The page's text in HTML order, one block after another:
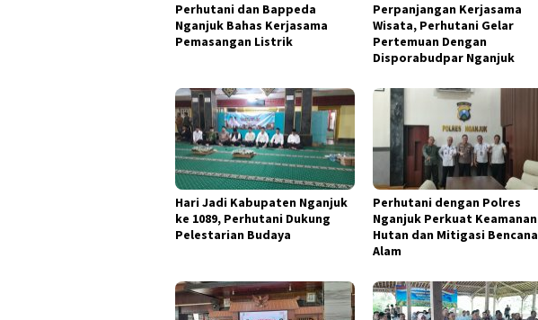
Perhutani dan Bappeda
Nganjuk Bahas Kerjasama
Pemasangan Listrik
Perpanjangan Kerjasama
Wisata, Perhutani Gelar
Pertemuan Dengan
Disporabudpar Nganjuk
Hari Jadi Kabupaten Nganjuk
ke 1089, Perhutani Dukung
Pelestarian Budaya
Perhutani dengan Polres
Nganjuk Perkuat Keamanan
Hutan dan Mitigasi Bencana
Alam